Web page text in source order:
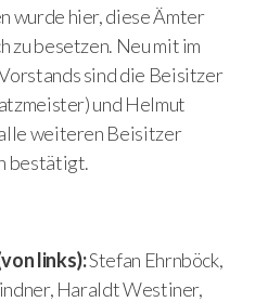
wurde hier, diese Ämter
zu besetzen. Neu mit im
sind die Beisitzer
und Helmut
weiteren Beisitzer
bestätigt.
links):Stefan Ehrnböck,
Haraldt Westiner,